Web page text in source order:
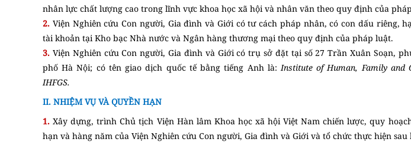
nhân lực chất lượng cao trong lĩnh vực khoa học xã hội và nhân văn theo quy định của
2. Viện Nghiên cứu Con người, Gia đình và Giới có tư cách pháp nhân, có con dấu riêng,
tài khoản tại Kho bạc Nhà nước và Ngân hàng thương mại theo quy định của pháp luật.
3. Viện Nghiên cứu Con người, Gia đình và Giới có trụ sở đặt tại số 27 Trần Xuân Soạn,
phố Hà Nội; có tên giao dịch quốc tế bằng tiếng Anh là:Institute of Human, Family and
IHFGS.
II. NHIỆM VỤ VÀ QUYỀN HẠN
1. Xây dựng, trình Chủ tịch Viện Hàn lâm Khoa học xã hội Việt Nam chiến lược, quy
hạn và hàng năm của Viện Nghiên cứu Con người, Gia đình và Giới và tổ chức thực hiện